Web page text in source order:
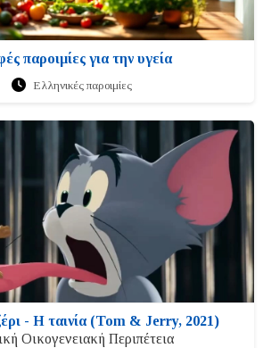
παροιμίες για την υγεία
Ελληνικές παροιμίες
- Η ταινία (Tom & Jerry, 2021)
Οικογενειακή Περιπέτεια